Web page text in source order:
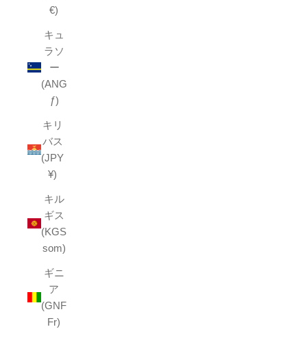
€)
キュ
ラソ
ー
(ANG
ƒ)
キリ
バス
(JPY
¥)
キル
ギス
(KGS
som)
ギニ
ア
(GNF
Fr)